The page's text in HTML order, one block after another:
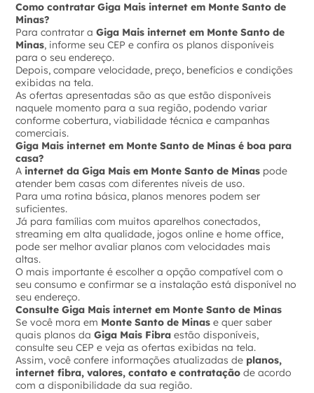
Como contratar Giga Mais internet em Monte Santo de
Minas?
Para contratar aGiga Mais internet em Monte Santo de
Minas, informe seu CEP e confira os planos disponíveis
para o seu endereço.
Depois, compare velocidade, preço, benefícios e condições
exibidas na tela.
As ofertas apresentadas são as que estão disponíveis
naquele momento para a sua região, podendo variar
conforme cobertura, viabilidade técnica e campanhas
comerciais.
Giga Mais internet em Monte Santo de Minas é boa para
casa?
A internet da Giga Mais em Monte Santo de Minas pode
atender bem casas com diferentes níveis de uso.
Para uma rotina básica, planos menores podem ser
suficientes.
Já para famílias com muitos aparelhos conectados,
streaming em alta qualidade, jogos online e home office,
pode ser melhor avaliar planos com velocidades mais
altas.
O mais importante é escolher a opção compatível com o
seu consumo e confirmar se a instalação está disponível no
seu endereço.
Consulte Giga Mais internet em Monte Santo de Minas
Se você mora em Monte Santo de Minas e quer saber
quais planos daGiga Mais Fibra estão disponíveis,
consulte seu CEP e veja as ofertas exibidas na tela.
Assim, você confere informações atualizadas de planos,
internet fibra, valores, contato e contratação de acordo
com a disponibilidade da sua região.